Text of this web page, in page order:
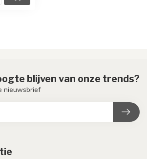
blijven van onze trends?
nieuwsbrief